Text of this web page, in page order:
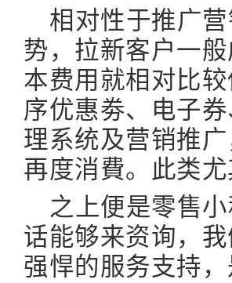
相对性于推广
势，拉新客户一
本费用就相对比
序优惠劵、电子
理系统及营销推
再度消費。此类
之上便是零售
话能够来资询，
强悍的服务支持